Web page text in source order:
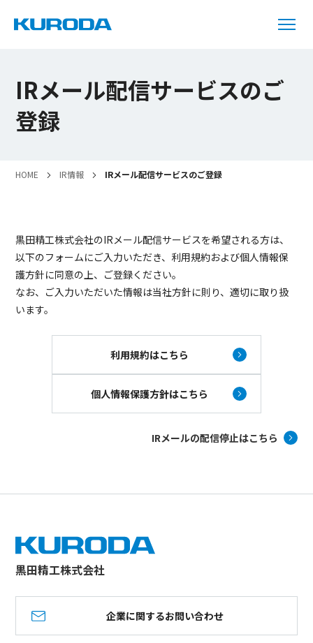
IRメール配信サービスのご
登録
HOME IR情報 IRメール配信サービスのご登録
黒田精工株式会社のIRメール配信サービスを希望される方は、
以下のフォームにご入力いただき、利用規約および個人情報保
護方針に同意の上、ご登録ください。
なお、ご入力いただいた情報は当社方針に則り、適切に取り扱
います。
利用規約はこちら
個人情報保護方針はこちら
IRメールの配信停止はこちら
黒田精工株式会社
企業に関するお問い合わせ